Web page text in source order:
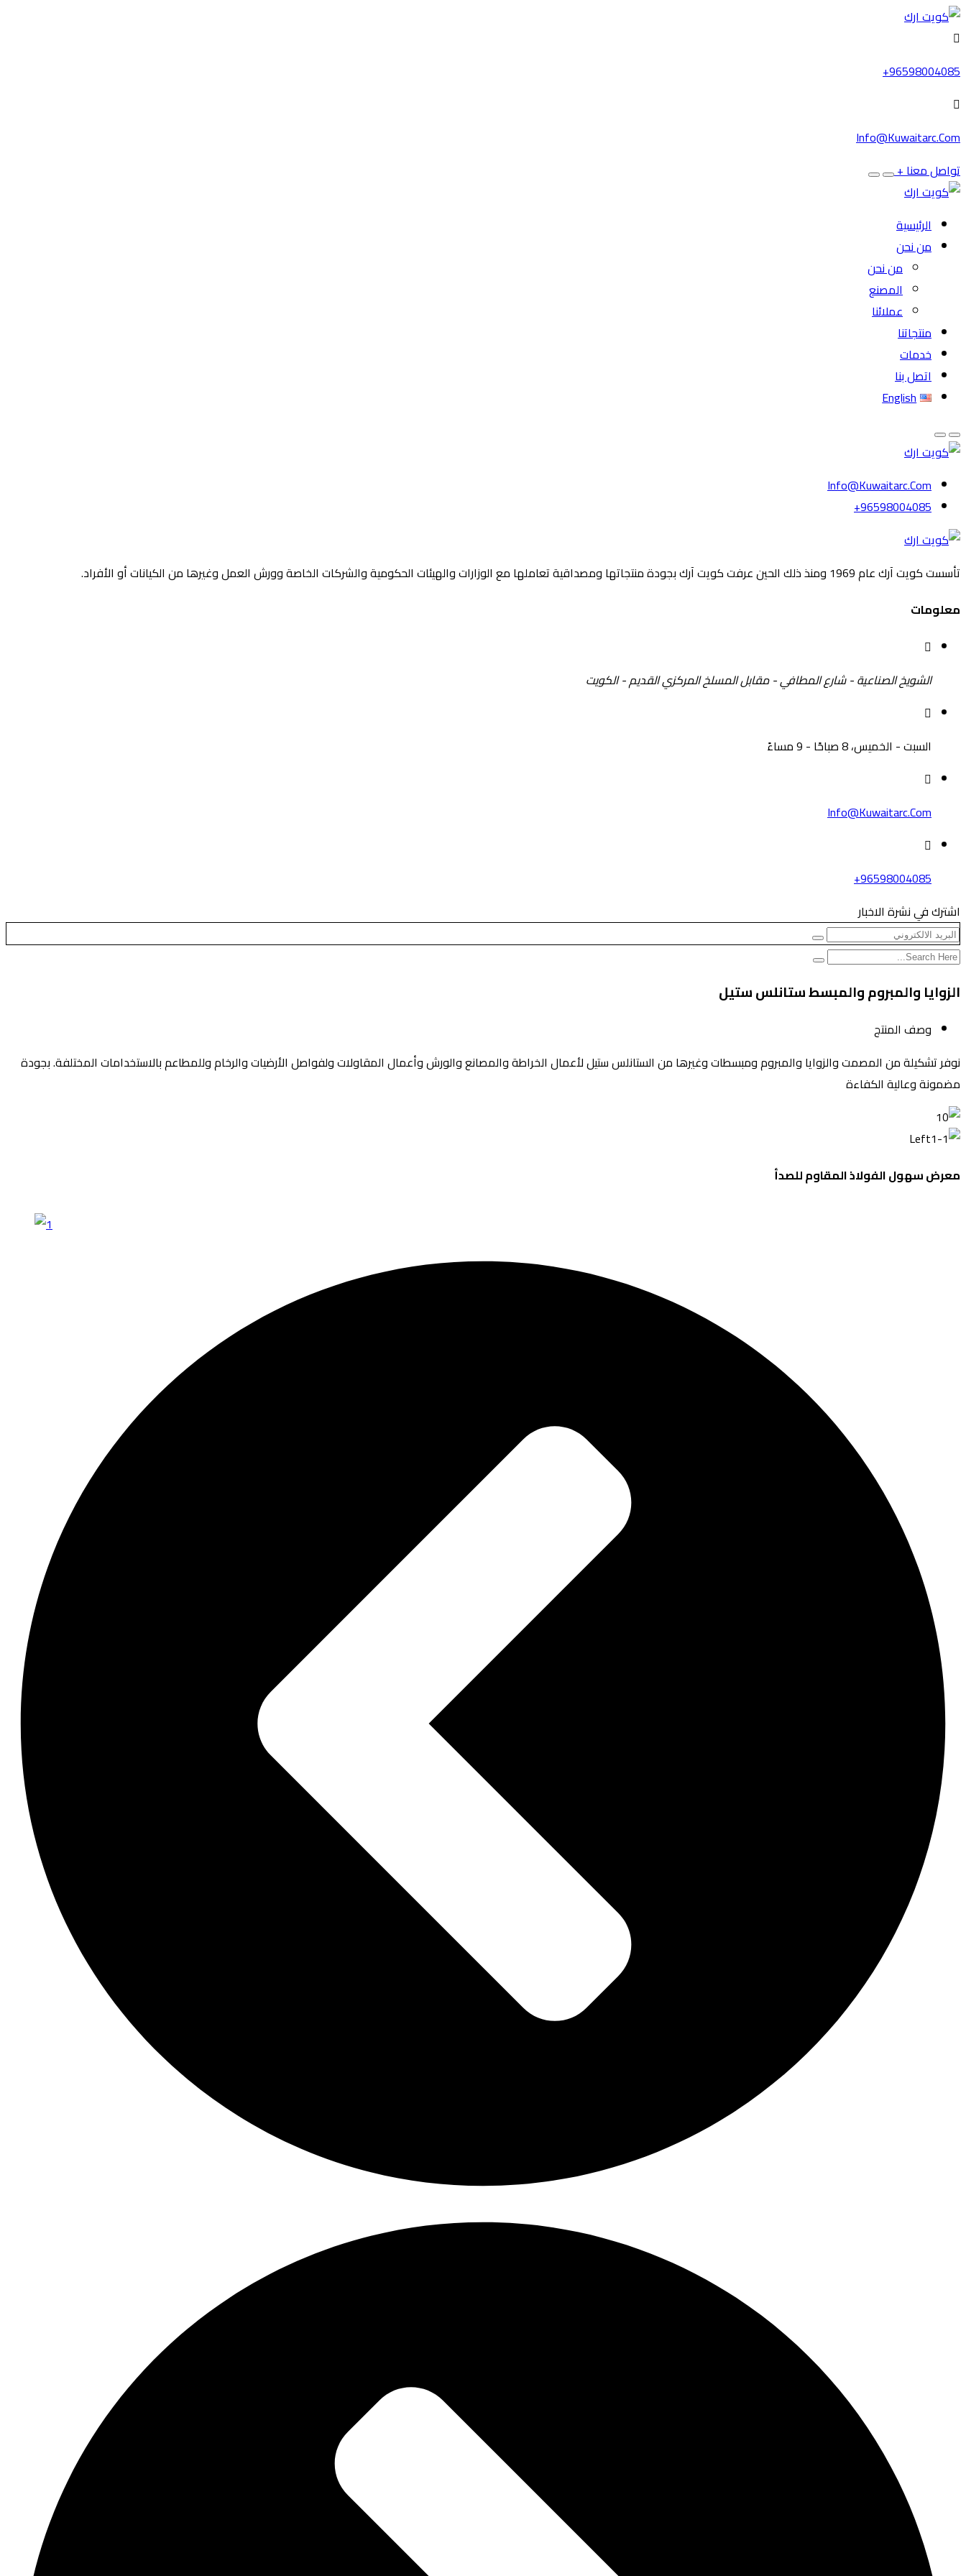
96598004085+
Info@kuwaitarc.com
تواصل معنا+
الرئيسية
من نحن
من نحن
المصنع
عملائنا
منتجاتنا
خدمات
اتصل بنا
English
Info@kuwaitarc.com
96598004085+
تأسست كويت آرك عام 1969 ومنذ ذلك الحين عرفت كويت آرك بجودة منتجاتها ومصداقية تعاملها مع الوزارات والهيئات الحكومية والشركات الخاصة وورش العمل وغيرها من الكيانات أو الأفراد.
معلومات
الشويخ الصناعية - شارع المطافي - مقابل المسلخ المركزي القديم - الكويت
السبت - الخميس، 8 صباحًا - 9 مساءً
Info@kuwaitarc.com
96598004085+
اشترك في نشرة الاخبار
الزوايا والمبروم والمبسط ستانلس ستيل
وصف المنتج
نوفر تشكيلة من المصمت والزوايا والمبروم ومبسطات وغيرها من الستانلس ستيل لأعمال الخراطة والمصانع والورش وأعمال المقاولات ولفواصل الأرضيات والرخام وللمطاعم بالاستخدامات المختلفة. بجودة
مضمونة وعالية الكفاءة
معرض سهول الفولاذ المقاوم للصدأ